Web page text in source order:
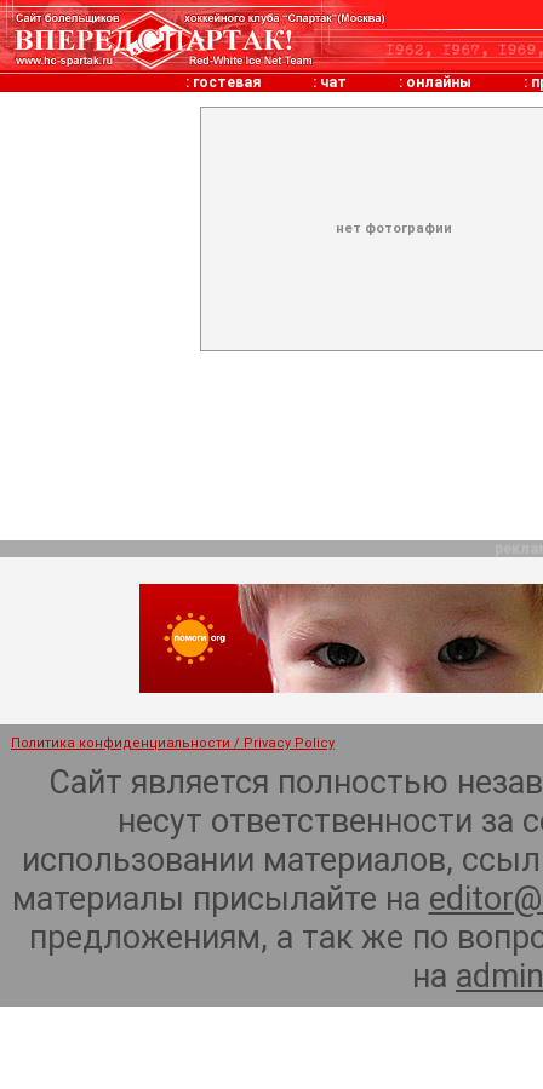
: гостевая : чат : онлайны :
нет фотографии
Политика конфиденциальности / Privacy Policy
Сайт является полностью
несут ответственности
использовании материалов,
материалы присылайте на
предложениям, а так же по
на